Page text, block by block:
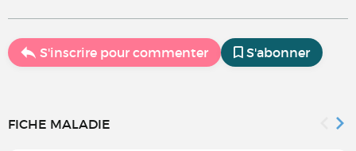
S'inscrire pour commenter S'abonner
FICHE MALADIE